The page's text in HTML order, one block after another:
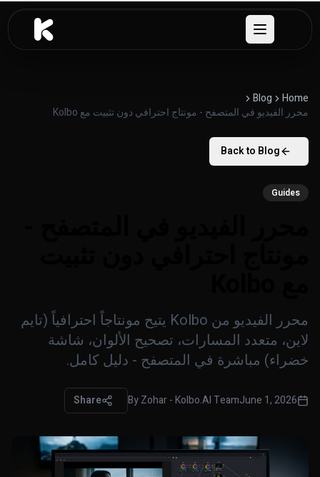
تخطَّ إلى المحتوى
Open menu
Home
Blog
محرر الفيديو في المتصفح - مونتاج احترافي دون تثبيت مع Kolbo
Back to Blog
Guides
محرر الفيديو من Kolbo يتيح مونتاجاً احترافياً (تايم
لاين، متعدد المسارات، تصحيح الألوان، شاشة
خضراء) مباشرة في المتصفح - دليل كامل.
June 1, 2026
ByZohar - Kolbo.AI Team
Share